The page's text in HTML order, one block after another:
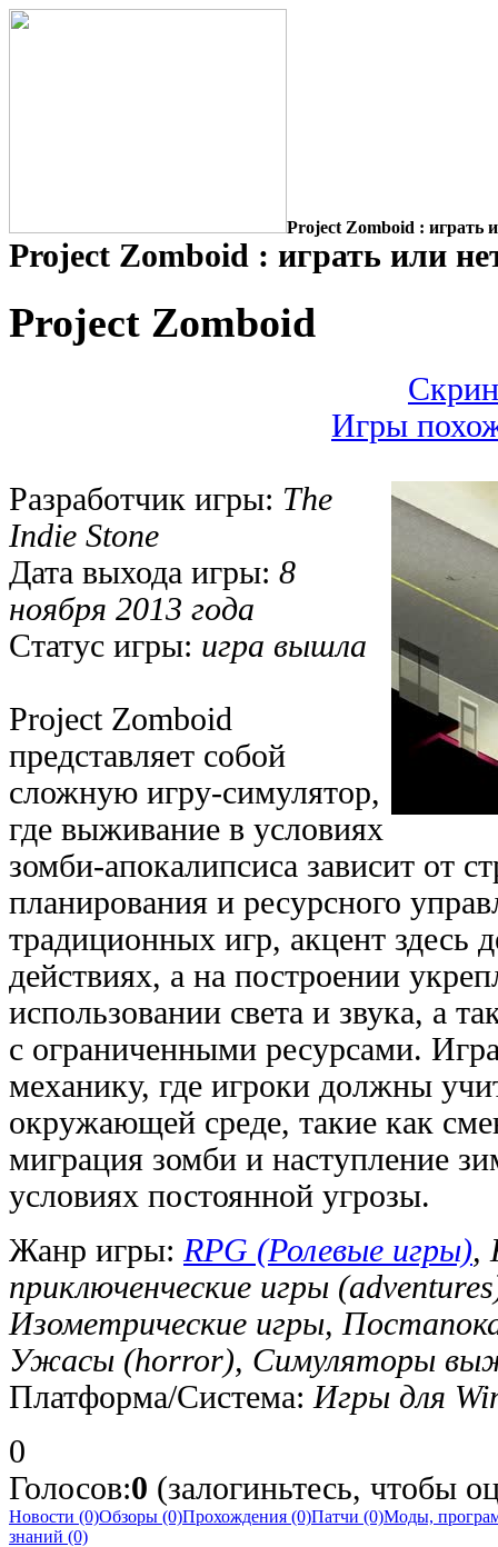
Project Zomboid : играть
Project Zomboid : играть или
Project Zomboid
Игры
Разработчик игры: The
Indie Stone
Дата выхода игры: 8
ноября 2013 года
Статус игры: игра вышла
Project Zomboid
представляет собой
сложную игру-симулятор,
где выживание в условиях
зомби-апокалипсиса зависит от
планирования и ресурсного
традиционных игр, акцент здесь
действиях, а на построении
использовании света и звука, а
с ограниченными ресурсами.
механику, где игроки должны
окружающей среде, такие как
миграция зомби и наступление
условиях постоянной угрозы.
Жанр игры: RPG (Ролевые игры),
приключенческие игры
Изометрические игры,
Ужасы (horror), Симуляторы
Платформа/Система: Игры для
0
Голосов:0 (залогиньтесь, чтобы
Новости (0)Обзоры (0)Прохождения (0)Патчи (0)Моды,
знаний (0)